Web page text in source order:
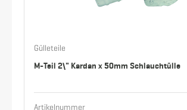
Gülleteile
M-Teil 2\" Kardan x 50mm Schlauchtülle
Artikelnummer